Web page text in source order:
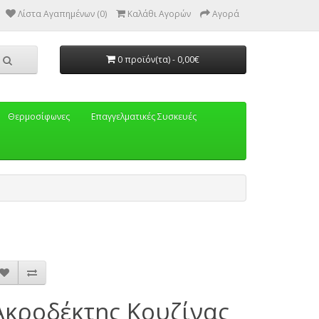
Λίστα Αγαπημένων (0) Καλάθι Αγορών Αγορά
0 προϊόν(τα) - 0,00€
Θερμοσίφωνες Eπαγγελματικές Συσκευές
Κουζίνας